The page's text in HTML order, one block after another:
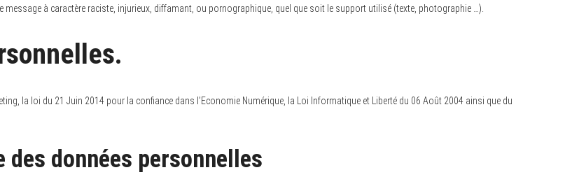
à caractère raciste, injurieux, diffamant, ou pornographique, quel que soit le support utilisé (texte, photographie …).
la loi du 21 Juin 2014 pour la confiance dans l’Economie Numérique, la Loi Informatique et Liberté du 06 Août 2004 ainsi que du
données personnelles